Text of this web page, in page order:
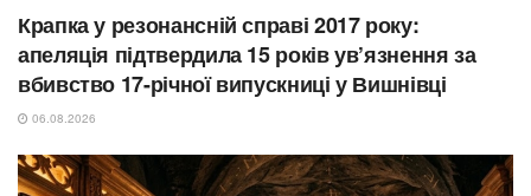
Крапка у резонансній справі 2017 року:
апеляція підтвердила 15 років ув’язнення за
вбивство 17-річної випускниці у Вишнівці
06.08.2026